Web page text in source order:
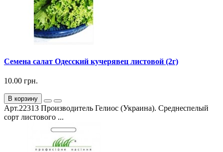
Семена салат Одесский кучерявец листовой (2г)
10.00 грн.
В корзину
Арт.22313 Производитель Гелиос (Украина). Среднеспелый
сорт листового ...